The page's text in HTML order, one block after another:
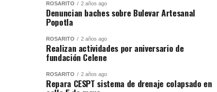
ROSARITO 2 años ago
Denuncian baches sobre Bulevar Artesanal
Popotla
ROSARITO 2 años ago
Realizan actividades por aniversario de
fundación Celene
ROSARITO 2 años ago
Repara CESPT sistema de drenaje colapsado en